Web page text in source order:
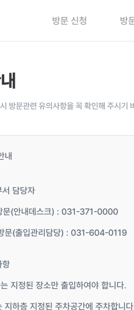
방문 신청 방
방문관련 유의사항을 꼭 확인해 주시기